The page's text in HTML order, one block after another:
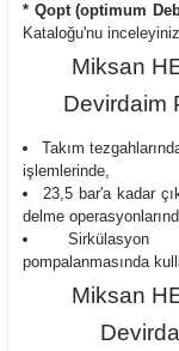
* Qopt (optimum
Kataloğu'nu
Miksan
Devirdaim
Takım
işlemlerinde,
23,5 bar'a kadar
delme
Sirkülasyon
pompalanmasında
Miksan